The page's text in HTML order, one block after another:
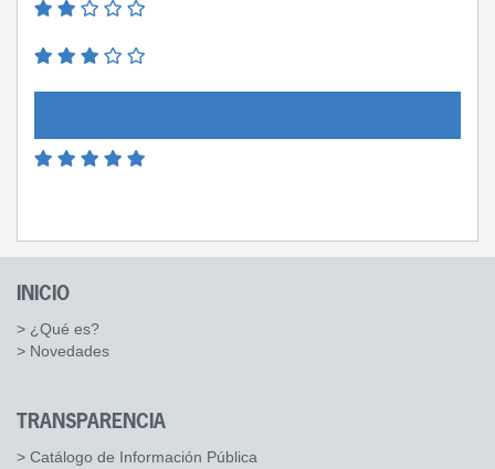
INICIO
> ¿Qué es?
> Novedades
TRANSPARENCIA
> Catálogo de Información Pública